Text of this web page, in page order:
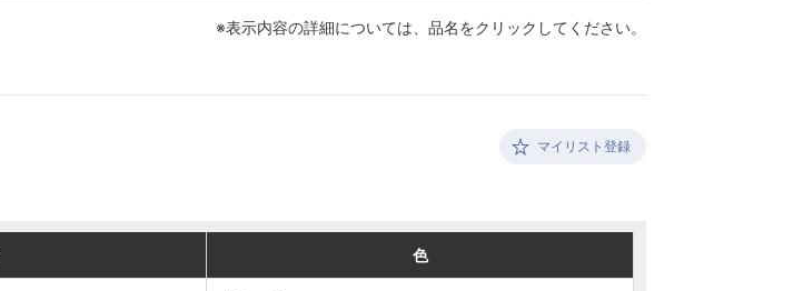
※表示内容の詳細については、 品名をクリックしてください。
マイリスト登録
色
色